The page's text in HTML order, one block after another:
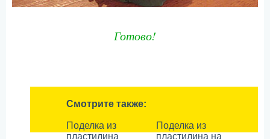
Готово!
Смотрите также:
Поделка из
пластилина
Поделка из
пластилина на